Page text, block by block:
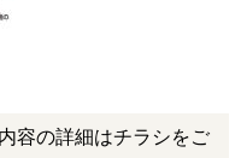
容の詳細はチラシをご